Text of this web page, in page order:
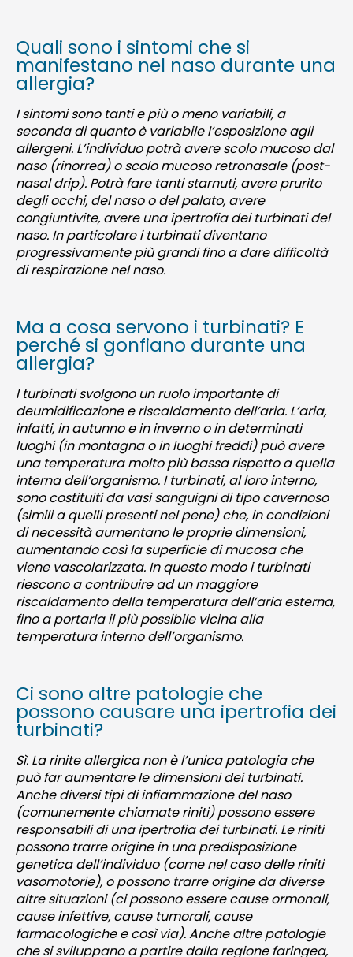
Quali sono i sintomi che si
manifestano nel naso durante una
allergia?
I sintomi sono tanti e più o meno variabili, a
seconda di quanto è variabile l’esposizione agli
allergeni. L’individuo potrà avere scolo mucoso dal
naso (rinorrea) o scolo mucoso retronasale (post-
nasal drip). Potrà fare tanti starnuti, avere prurito
degli occhi, del naso o del palato, avere
congiuntivite, avere una ipertrofia dei turbinati del
naso. In particolare i turbinati diventano
progressivamente più grandi fino a dare difficoltà
di respirazione nel naso.
Ma a cosa servono i turbinati? E
perché si gonfiano durante una
allergia?
I turbinati svolgono un ruolo importante di
deumidificazione e riscaldamento dell’aria. L’aria,
infatti, in autunno e in inverno o in determinati
luoghi (in montagna o in luoghi freddi) può avere
una temperatura molto più bassa rispetto a quella
interna dell’organismo. I turbinati, al loro interno,
sono costituiti da vasi sanguigni di tipo cavernoso
(simili a quelli presenti nel pene) che, in condizioni
di necessità aumentano le proprie dimensioni,
aumentando così la superficie di mucosa che
viene vascolarizzata. In questo modo i turbinati
riescono a contribuire ad un maggiore
riscaldamento della temperatura dell’aria esterna,
fino a portarla il più possibile vicina alla
temperatura interno dell’organismo.
Ci sono altre patologie che
possono causare una ipertrofia dei
turbinati?
Sì. La rinite allergica non è l’unica patologia che
può far aumentare le dimensioni dei turbinati.
Anche diversi tipi di infiammazione del naso
(comunemente chiamate riniti) possono essere
responsabili di una ipertrofia dei turbinati. Le riniti
possono trarre origine in una predisposizione
genetica dell’individuo (come nel caso delle riniti
vasomotorie), o possono trarre origine da diverse
altre situazioni (ci possono essere cause ormonali,
cause infettive, cause tumorali, cause
farmacologiche e così via). Anche altre patologie
che si sviluppano a partire dalla regione faringea,